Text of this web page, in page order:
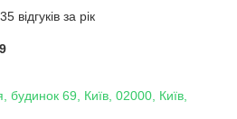
FarFarLight
купити окремі комплектуючі
дозволить заощадити значні
є в наявності якісне скло для
та міцністю повністю відповідає
відгуків за рік
будинок 69, Київ, 02000, Київ,